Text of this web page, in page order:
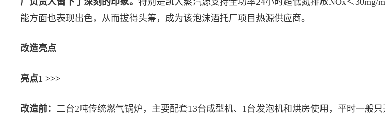
能方面也表现出色，从而拔得头筹，成为该泡沫酒托厂项目热源供应商。
改造亮点
亮点1 >>>
改造前： 二台2吨传统燃气锅炉，主要配套13台成型机、1台发泡机和烘房使用，平时一般